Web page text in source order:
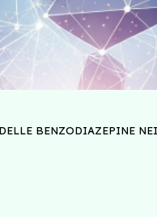
BENZODIAZEPINE